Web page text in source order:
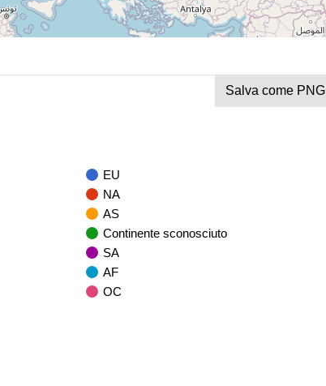
Salva come PNG
EU
NA
AS
Continente sconosciuto
SA
AF
OC